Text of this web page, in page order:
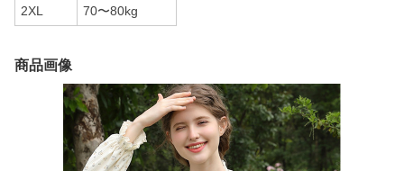
2XL 70〜80kg
商品画像